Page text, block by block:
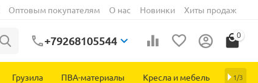
Оптовым покупателям О нас Новинки Хиты продаж
+79268105544 0
Грузила ПВА-материалы Кресла и мебель 1/3